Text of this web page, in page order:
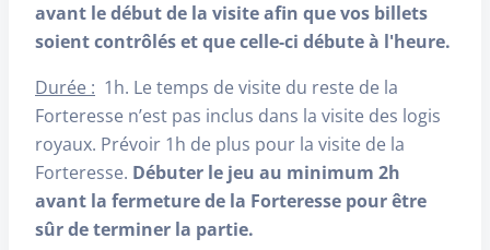
avant le début de la visite afin que vos billets
soient contrôlés et que celle-ci débute à l'heure.
Durée : 1h. Le temps de visite du reste de la
Forteresse n’est pas inclus dans la visite des logis
royaux. Prévoir 1h de plus pour la visite de la
Forteresse. Débuter le jeu au minimum 2h
avant la fermeture de la Forteresse pour être
sûr de terminer la partie.